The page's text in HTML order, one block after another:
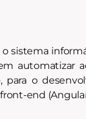
sistema
automatizar
o
end